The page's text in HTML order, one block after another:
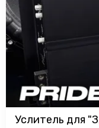
Услитель для